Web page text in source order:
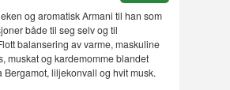
og aromatisk Armani til han som
både til seg selv og til
balansering av varme, maskuline
muskat og kardemomme blandet
Bergamot, liljekonvall og hvit musk.